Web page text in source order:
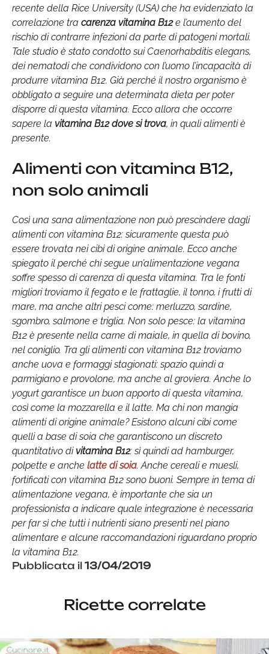
recente della Rice University (USA) che ha evidenziato la
correlazione tra carenza vitamina B12e l’aumento del
rischio di contrarre infezioni da parte di patogeni mortali.
Tale studio è stato condotto sui Caenorhabditis elegans,
dei nematodi che condividono con l’uomo l’incapacità di
produrre vitamina B12. Già perché il nostro organismo è
obbligato a seguire una determinata dieta per poter
disporre di questa vitamina. Ecco allora che occorre
sapere la vitamina B12 dove si trova, in quali alimenti è
presente.
Alimenti con vitamina B12,
non solo animali
Così una sana alimentazione non può prescindere dagli
alimenti con vitamina B12: sicuramente questa può
essere trovata nei cibi di origine animale. Ecco anche
spiegato il perché chi segue un’alimentazione vegana
soffre spesso di carenza di questa vitamina. Tra le fonti
migliori troviamo il fegato e le frattaglie, il tonno, i frutti di
mare, ma anche altri pesci come: merluzzo, sardine,
sgombro, salmone e triglia. Non solo pesce: la vitamina
B12 è presente nella carne di maiale, in quella di bovino,
nel coniglio. Tra gli alimenti con vitamina B12 troviamo
anche uova e formaggi stagionati: spazio quindi a
parmigiano e provolone, ma anche al groviera. Anche lo
yogurt garantisce un buon apporto di questa vitamina,
così come la mozzarella e il latte. Ma chi non mangia
alimenti di origine animale? Esistono alcuni cibi come
quelli a base di soia che garantiscono un discreto
quantitativo divitamina B12: sì quindi ad hamburger,
polpette e anche latte di soia. Anche cereali e muesli,
fortificati con vitamina B12 sono buoni. Sempre in tema di
alimentazione vegana, è importante che sia un
professionista a indicare quale integrazione è necessaria
per far sì che tutti i nutrienti siano presenti nel piano
alimentare e alcune raccomandazioni riguardano proprio
la vitamina B12.
Pubblicata il 13/04/2019
Ricette correlate